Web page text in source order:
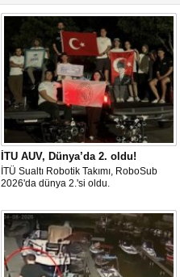
İTU AUV, Dünya’da 2. oldu!
İTÜ Sualtı Robotik Takımı, RoboSub
2026'da dünya 2.'si oldu.